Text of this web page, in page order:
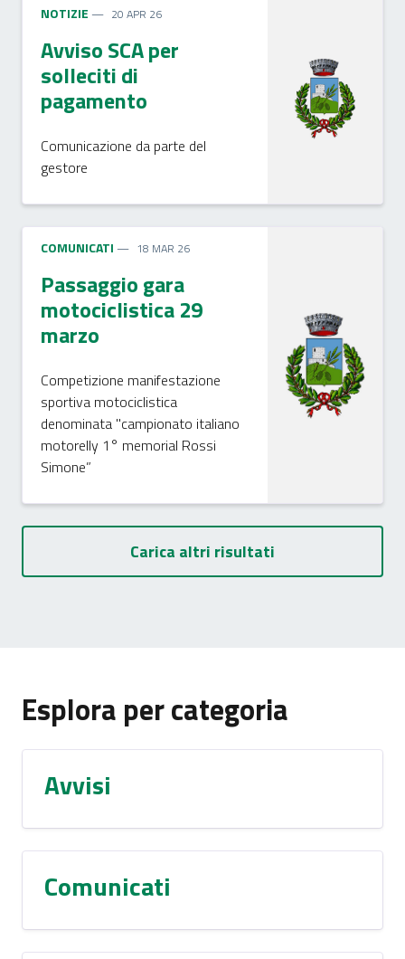
NOTIZIE 20 APR 26
Avviso SCA per
solleciti di
pagamento
Comunicazione da parte del
gestore
COMUNICATI 18 MAR 26
Passaggio gara
motociclistica 29
marzo
Competizione manifestazione
sportiva motociclistica
denominata "campionato italiano
motorelly 1° memorial Rossi
Simone”
Carica altri risultati
Esplora per categoria
Avvisi
Comunicati